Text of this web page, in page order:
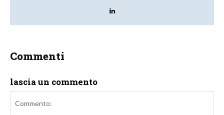
Commenti
lascia un commento